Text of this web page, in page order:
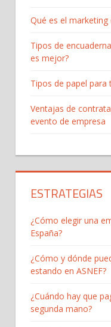
Qué es el
Tipos de
es mejor?
Tipos de papel para
Ventajas de
evento de empresa
ESTRATEGIAS
¿Cómo elegir una
España?
¿Cómo y dónde
estando en ASNEF?
¿Cuándo hay que
segunda mano?